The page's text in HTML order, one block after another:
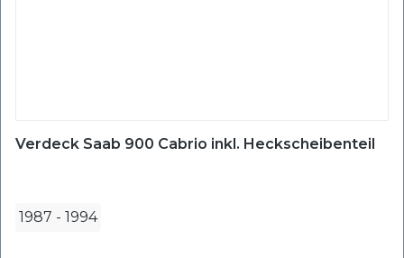
Verdeck Saab 900 Cabrio inkl. Heckscheibenteil
1987 - 1994